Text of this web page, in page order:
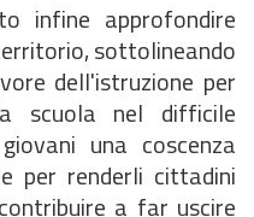
infine approfondire
sottolineando
dell'istruzione per
scuola nel difficile
una coscenza
per renderli cittadini
a far uscire